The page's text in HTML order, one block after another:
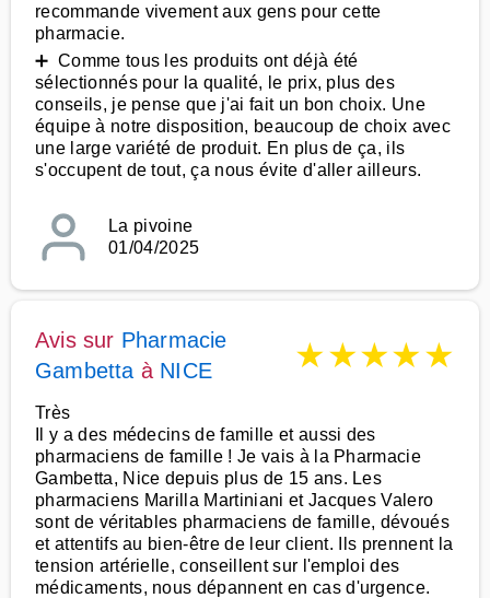
recommande vivement aux gens pour cette
pharmacie.
➕ Comme tous les produits ont déjà été
sélectionnés pour la qualité, le prix, plus des
conseils, je pense que j'ai fait un bon choix. Une
équipe à notre disposition, beaucoup de choix avec
une large variété de produit. En plus de ça, ils
s'occupent de tout, ça nous évite d'aller ailleurs.
La pivoine
01/04/2025
Avis sur Pharmacie
Gambetta à NICE ★★★★★
Très
Il y a des médecins de famille et aussi des
pharmaciens de famille ! Je vais à la Pharmacie
Gambetta, Nice depuis plus de 15 ans. Les
pharmaciens Marilla Martiniani et Jacques Valero
sont de véritables pharmaciens de famille, dévoués
et attentifs au bien-être de leur client. Ils prennent la
tension artérielle, conseillent sur l'emploi des
médicaments, nous dépannent en cas d'urgence.